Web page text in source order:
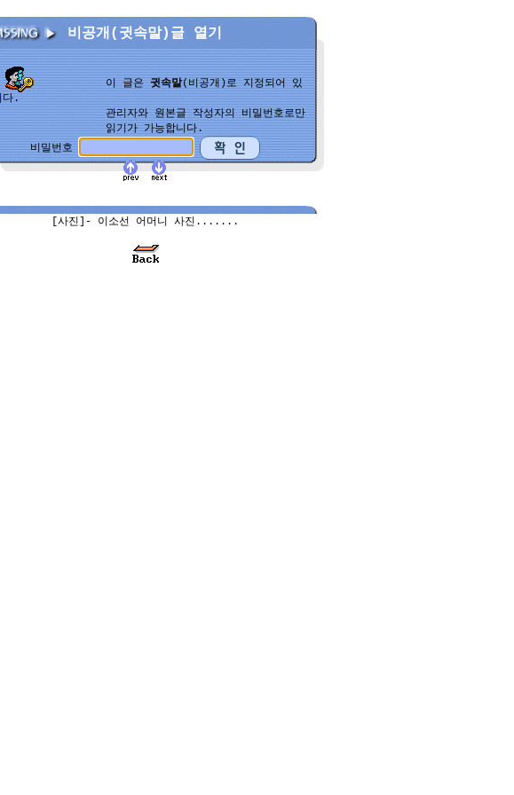
비공개(귓속말)글 열기
글은귓속말(비공개)로 지정되어 있
다.
자와 원본글 작성자의 비밀번호로만
기가 가능합니다.
비밀번호
[사진]- 이소선 어머니 사진.......